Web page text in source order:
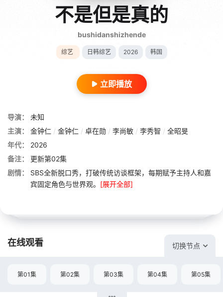
不是但是真的
bushidanshizhende
综艺 日韩综艺 2026 韩国
立即播放
导演：
未知
主演：
金钟仁 / 金钟仁 / 卓在勋 / 李尚敏 / 李秀智 / 全昭旻
年代：
2026
备注：
更新第02集
剧情：
SBS全新脱口秀，打破传统访谈框架，每期赋予主持人和嘉
宾固定角色与世界观。 [展开全部]
在线观看 切换节点
第01集 第02集 第03集 第04集 第05集